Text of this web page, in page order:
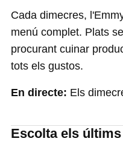
Cada dimecres,
menú complet. Plats
procurant cuinar
tots els gustos.
En directe: Els
Escolta els